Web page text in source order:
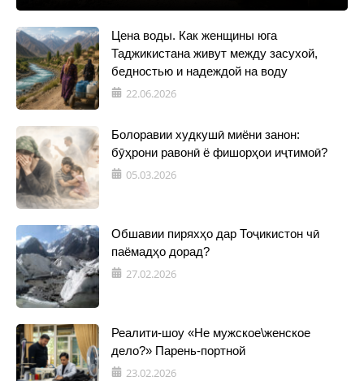
Цена воды. Как женщины юга
Таджикистана живут между засухой,
бедностью и надеждой на воду
22.06.2026
Болоравии худкушӣ миёни занон:
бӯҳрони равонӣ ё фишорҳои иҷтимоӣ?
05.03.2026
Обшавии пиряхҳо дар Тоҷикистон чӣ
паёмадҳо дорад?
27.02.2026
Реалити-шоу «Не мужское\женское
дело?» Парень-портной
23.02.2026